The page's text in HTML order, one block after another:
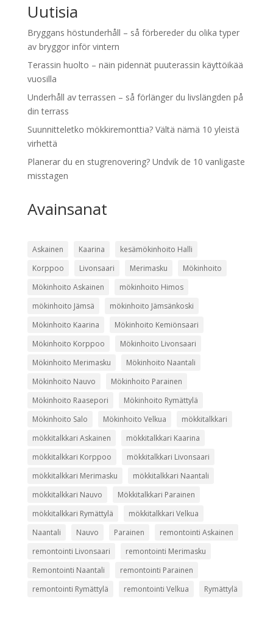
Uutisia
Bryggans höstunderhåll – så förbereder du olika typer
av bryggor inför vintern
Terassin huolto – näin pidennät puuterassin käyttöikää
vuosilla
Underhåll av terrassen – så förlänger du livslängden på
din terrass
Suunnitteletko mökkiremonttia? Vältä nämä 10 yleistä
virhettä
Planerar du en stugrenovering? Undvik de 10 vanligaste
misstagen
Avainsanat
Askainen Kaarina
kesämökinhoito Halli
Korppoo
Livonsaari Merimasku
Mökinhoito
Mökinhoito Askainen
mökinhoito Himos
mökinhoito Jämsä
mökinhoito Jämsänkoski
Mökinhoito Kaarina
Mökinhoito Kemiönsaari
Mökinhoito Korppoo
Mökinhoito Livonsaari
Mökinhoito Merimasku
Mökinhoito Naantali
Mökinhoito Nauvo
Mökinhoito Parainen
Mökinhoito Raasepori
Mökinhoito Rymättylä
Mökinhoito Salo
Mökinhoito Velkua
mökkitalkkari
mökkitalkkari Askainen
mökkitalkkari Kaarina
mökkitalkkari Korppoo
mökkitalkkari Livonsaari
mökkitalkkari Merimasku
mökkitalkkari Naantali
mökkitalkkari Nauvo
Mökkitalkkari Parainen
mökkitalkkari Rymättylä
mökkitalkkari Velkua
Naantali
Nauvo Parainen
remontointi Askainen
remontointi Livonsaari
remontointi Merimasku
Remontointi Naantali
remontointi Parainen
remontointi Rymättylä
remontointi Velkua Rymättylä